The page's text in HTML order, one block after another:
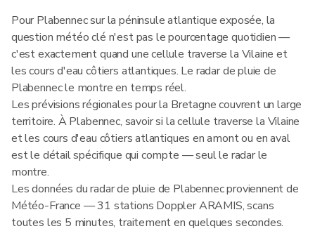
Pour Plabennec sur la péninsule atlantique exposée, la
question météo clé n'est pas le pourcentage quotidien —
c'est exactement quand une cellule traverse la Vilaine et
les cours d'eau côtiers atlantiques. Le radar de pluie de
Plabennec le montre en temps réel.
Les prévisions régionales pour la Bretagne couvrent un large
territoire. À Plabennec, savoir si la cellule traverse la Vilaine
et les cours d'eau côtiers atlantiques en amont ou en aval
est le détail spécifique qui compte — seul le radar le
montre.
Les données du radar de pluie de Plabennec proviennent de
Météo-France — 31 stations Doppler ARAMIS, scans
toutes les 5 minutes, traitement en quelques secondes.